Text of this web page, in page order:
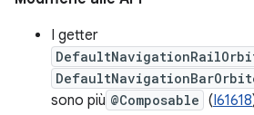
I getter
sono più @Composable (I61618